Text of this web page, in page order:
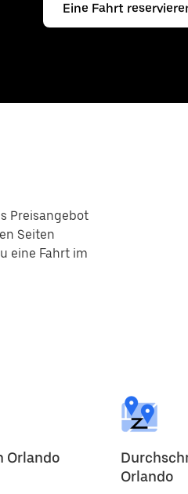
Eine Fahrt
Preisangebot
Seiten
eine Fahrt im
Orlando
Orlando